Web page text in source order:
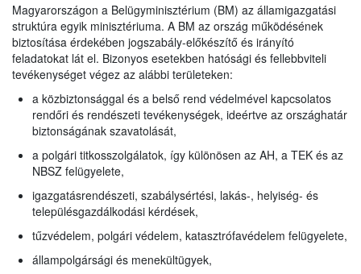
Magyarországon a Belügyminisztérium (BM) az államigazgatási
struktúra egyik minisztériuma. A BM az ország működésének
biztosítása érdekében jogszabály-előkészítő és irányító
feladatokat lát el. Bizonyos esetekben hatósági és fellebbviteli
tevékenységet végez az alábbi területeken:
a közbiztonsággal és a belső rend védelmével kapcsolatos
rendőri és rendészeti tevékenységek, ideértve az országhatár
biztonságának szavatolását,
a polgári titkosszolgálatok, így különösen az AH, a TEK és az
NBSZ felügyelete,
igazgatásrendészeti, szabálysértési, lakás-, helyiség- és
településgazdálkodási kérdések,
tűzvédelem, polgári védelem, katasztrófavédelem felügyelete,
állampolgársági és menekültügyek,